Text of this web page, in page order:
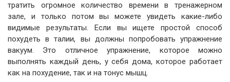
тратить огромное количество времени в тренажерном
зале, и только потом вы можете увидеть какие-либо
видимые результаты. Если вы ищете простой способ
похудеть в талии, вы должны попробовать упражнение
вакуум. Это отличное упражнение, которое можно
выполнять каждый день, у себя дома, которое работает
как на похудение, так и на тонус мышц.